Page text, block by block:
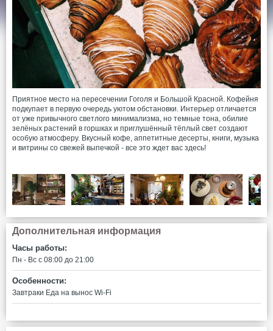
Приятное место на пересечении Гоголя и Большой Красной. Кофейня
подкупает в первую очередь уютом обстановки. Интерьер отличается
от уже привычного светлого минимализма, но темные тона, обилие
зелёных растений в горшках и приглушённый тёплый свет создают
особую атмосферу. Вкусный кофе, аппетитные десерты, книги, музыка
и витрины со свежей выпечкой - все это ждет вас здесь!
Дополнительная информация
Часы работы:
Пн - Вс c 08:00 до 21:00
Особенности:
Завтраки Еда на вынос Wi-Fi